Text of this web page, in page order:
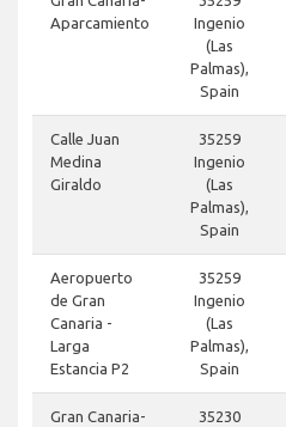
Aparcamiento
Ingenio
(Las
Palmas),
Spain
Calle Juan
Medina
Giraldo
35259
Ingenio
(Las
Palmas),
Spain
Aeropuerto
de Gran
Canaria -
Larga
Estancia P2
35259
Ingenio
(Las
Palmas),
Spain
Gran Canaria- 35230